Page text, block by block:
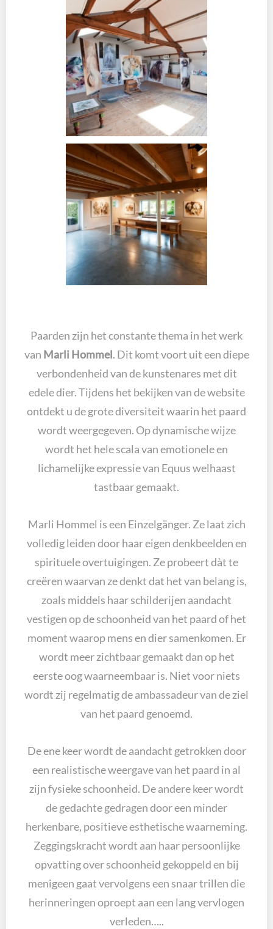
Paarden zijn het constante thema in het werk
van Marli Hommel. Dit komt voort uit een diepe
verbondenheid van de kunstenares met dit
edele dier. Tijdens het bekijken van de website
ontdekt u de grote diversiteit waarin het paard
wordt weergegeven. Op dynamische wijze
wordt het hele scala van emotionele en
lichamelijke expressie van Equus welhaast
tastbaar gemaakt.
Marli Hommel is een Einzelgänger. Ze laat zich
volledig leiden door haar eigen denkbeelden en
spirituele overtuigingen. Ze probeert dàt te
creëren waarvan ze denkt dat het van belang is,
zoals middels haar schilderijen aandacht
vestigen op de schoonheid van het paard of het
moment waarop mens en dier samenkomen. Er
wordt meer zichtbaar gemaakt dan op het
eerste oog waarneembaar is. Niet voor niets
wordt zij regelmatig de ambassadeur van de ziel
van het paard genoemd.
De ene keer wordt de aandacht getrokken door
een realistische weergave van het paard in al
zijn fysieke schoonheid. De andere keer wordt
de gedachte gedragen door een minder
herkenbare, positieve esthetische waarneming.
Zeggingskracht wordt aan haar persoonlijke
opvatting over schoonheid gekoppeld en bij
menigeen gaat vervolgens een snaar trillen die
herinneringen oproept aan een lang vervlogen
verleden…..